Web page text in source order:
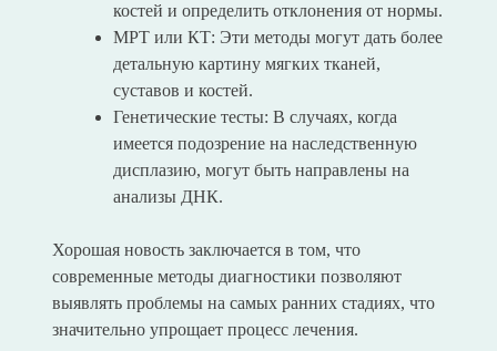
костей и определить отклонения от нормы.
МРТ или КТ: Эти методы могут дать более
детальную картину мягких тканей,
суставов и костей.
Генетические тесты: В случаях, когда
имеется подозрение на наследственную
дисплазию, могут быть направлены на
анализы ДНК.
Хорошая новость заключается в том, что
современные методы диагностики позволяют
выявлять проблемы на самых ранних стадиях, что
значительно упрощает процесс лечения.